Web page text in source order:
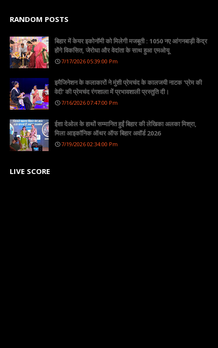
RANDOM POSTS
बिहार में केयर इकोनॉमी को मिलेगी मजबूती : 1050 नए आंगनबाड़ी केंद्र
होंगे विकसित, जेरोधा और वेदांता के साथ हुआ एमओयू
7/17/2026 05:39:00 Pm
इमैजिनेशन के कलाकारों ने मुंशी प्रेमचंद के कालजयी नाटक 'प्रेम की
वेदी' की प्रेमचंद रंगशाला में प्रभावशाली प्रस्तुति दी।
7/16/2026 07:47:00 Pm
ईशा देओल के हाथों सम्मानित हुईं बिहार की लेखिका अलका मिश्रा,
मिला आइकॉनिक ऑथर ऑफ बिहार अवॉर्ड 2026
7/19/2026 02:34:00 Pm
LIVE SCORE